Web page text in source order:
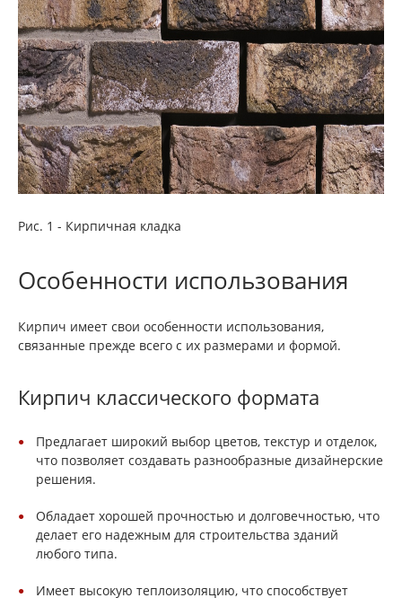
Рис. 1 - Кирпичная кладка
Особенности использования
Кирпич имеет свои особенности использования,
связанные прежде всего с их размерами и формой.
Кирпич классического формата
Предлагает широкий выбор цветов, текстур и отделок,
что позволяет создавать разнообразные дизайнерские
решения.
Обладает хорошей прочностью и долговечностью, что
делает его надежным для строительства зданий
любого типа.
Имеет высокую теплоизоляцию, что способствует